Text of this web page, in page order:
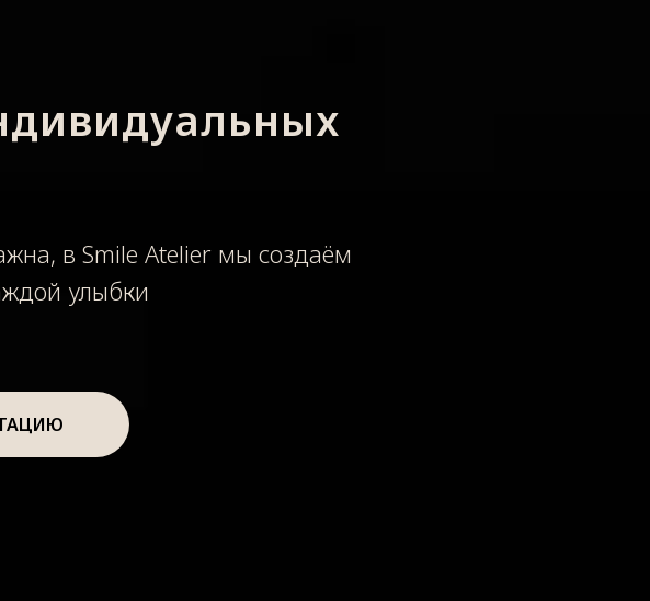
в Smile Atelier мы создаём
улыбки